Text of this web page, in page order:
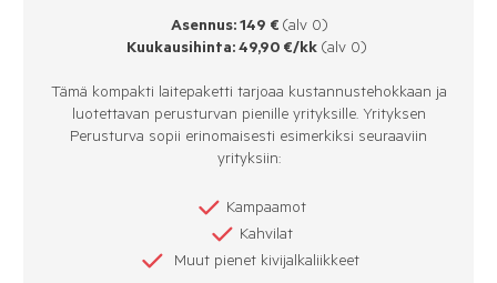
Asennus: 149 € (alv 0)
Kuukausihinta: 49,90 €/kk (alv 0)
Tämä kompakti laitepaketti tarjoaa kustannustehokkaan ja
luotettavan perusturvan pienille yrityksille. Yrityksen
Perusturva sopii erinomaisesti esimerkiksi seuraaviin
yrityksiin:
Kampaamot
Kahvilat
Muut pienet kivijalkaliikkeet